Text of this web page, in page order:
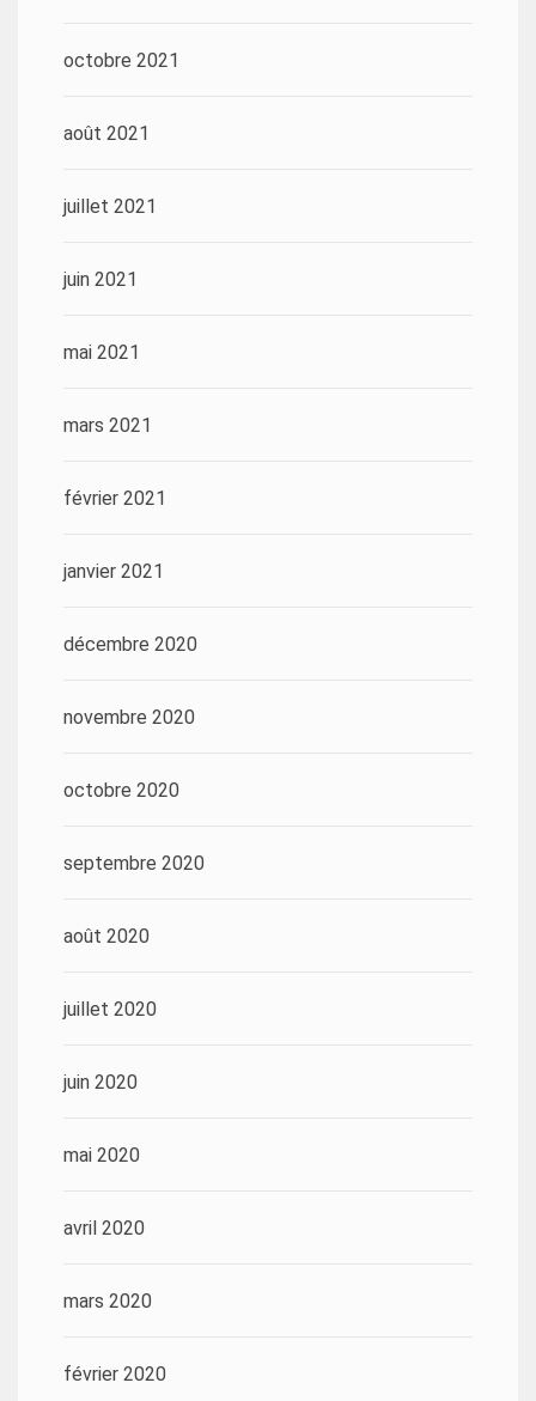
octobre 2021
août 2021
juillet 2021
juin 2021
mai 2021
mars 2021
février 2021
janvier 2021
décembre 2020
novembre 2020
octobre 2020
septembre 2020
août 2020
juillet 2020
juin 2020
mai 2020
avril 2020
mars 2020
février 2020